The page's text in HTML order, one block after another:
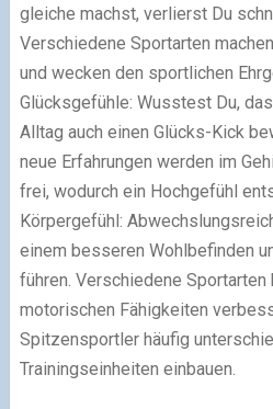
gleiche machst, verlierst Du
Verschiedene Sportarten
und wecken den sportlichen
Glücksgefühle: Wusstest Du,
Alltag auch einen Glücks-Kick
neue Erfahrungen werden im
frei, wodurch ein Hochgefühl
Körpergefühl:
einem besseren Wohlbefinden
führen. Verschiedene
motorischen Fähigkeiten
Spitzensportler häufig
Trainingseinheiten einbauen.